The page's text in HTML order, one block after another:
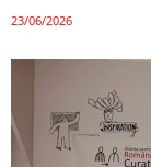
23/06/2026